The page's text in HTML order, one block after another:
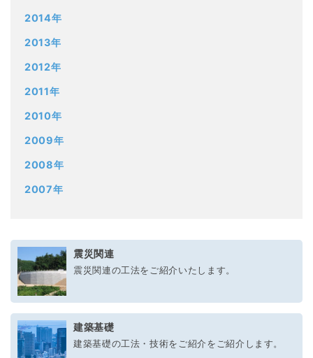
2014年
2013年
2012年
2011年
2010年
2009年
2008年
2007年
震災関連
震災関連の工法をご紹介いたします。
建築基礎
建築基礎の工法・技術をご紹介をご紹介します。